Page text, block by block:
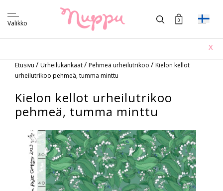
Valikko 0
X
Etusivu / Urheilukankaat/ Pehmeä urheilutrikoo / Kielon kellot
urheilutrikoo pehmeä, tumma minttu
Kielon kellot urheilutrikoo
pehmeä, tumma minttu